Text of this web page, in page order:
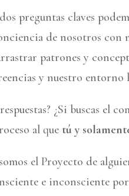
preguntas claves
de nosotros con
patrones y
y nuestro
respuestas? ¿Si buscas el
al que tú y
el Proyecto de
e inconsciente